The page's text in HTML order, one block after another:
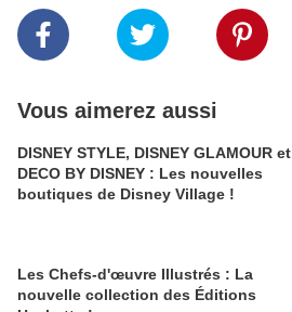
Vous aimerez aussi
DISNEY STYLE, DISNEY GLAMOUR et
DECO BY DISNEY : Les nouvelles
boutiques de Disney Village !
Les Chefs-d'œuvre Illustrés : La
nouvelle collection des Éditions